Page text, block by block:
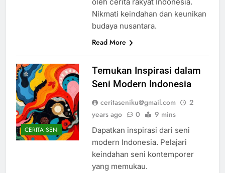
Nikmati keindahan dan keunikan
budaya nusantara.
Read More
CERITA SENI
Temukan Inspirasi dalam
Seni Modern Indonesia
ceritaseniku@gmail.com
2
years ago
0 9 mins
Dapatkan inspirasi dari seni
modern Indonesia. Pelajari
keindahan seni kontemporer
yang memukau.